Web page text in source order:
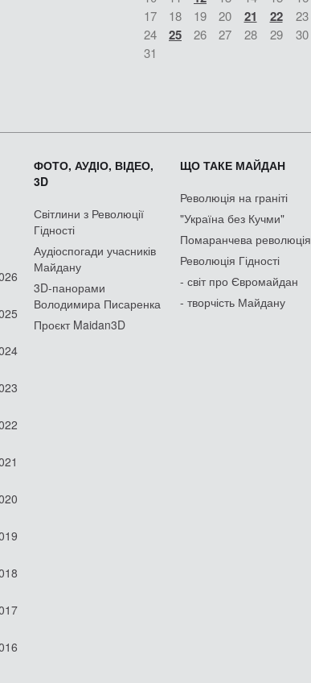
17
18 19 20 21 22
23
24
25 26 27 28 29
30
31
ФОТО, АУДІО, ВІДЕО,
3D
Світлини з Революції
Гідності
Аудіоспогади учасників
Майдану
3D-панорами
Володимира Писаренка
Проєкт Maidan3D
ЩО ТАКЕ МАЙДАН
Революція на граніті
"Україна без Кучми"
Помаранчева революція
Революція Гідності
- світ про Євромайдан
- творчість Майдану